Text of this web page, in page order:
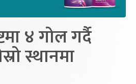
४ गोल गर्दै
स्थानमा